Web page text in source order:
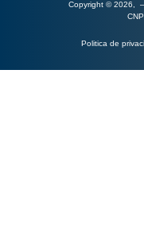
Copyright © 2026,
Politica de